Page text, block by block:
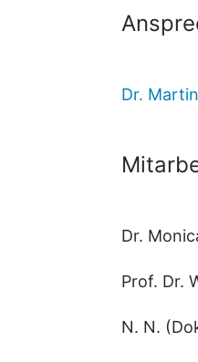
Dr.
Dr.
Prof. Dr.
N. N.